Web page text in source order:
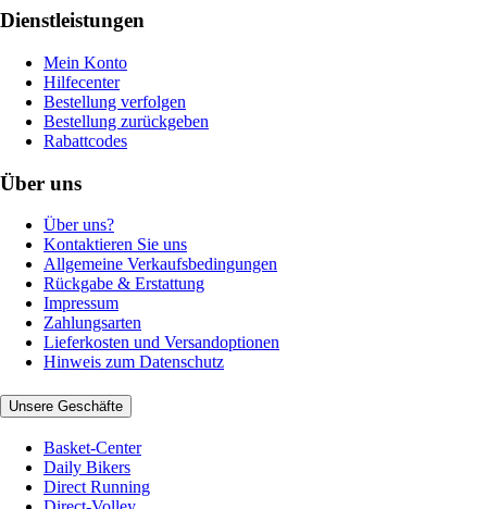
Dienstleistungen
Mein Konto
Hilfecenter
Bestellung verfolgen
Bestellung zurückgeben
Rabattcodes
Über uns
Über uns?
Kontaktieren Sie uns
Allgemeine Verkaufsbedingungen
Rückgabe & Erstattung
Impressum
Zahlungsarten
Lieferkosten und Versandoptionen
Hinweis zum Datenschutz
Unsere Geschäfte
Basket-Center
Daily Bikers
Direct Running